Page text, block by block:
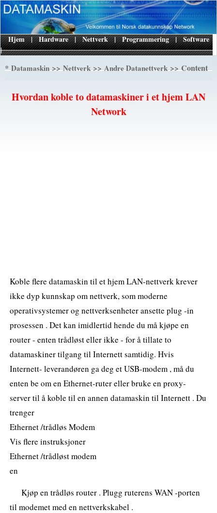
|
Hjem | Hardware | Nettverk | Programmering | Software
*Datamaskin>>Nettverk>>Andre Datanettverk>> Content
Hvordan koble to datamaskiner i et hjem LAN
Network
Koble flere datamaskin til et hjem LAN-nettverk krever
ikke dyp kunnskap om nettverk, som moderne
operativsystemer og nettverksenheter ansette plug -in
prosessen . Det kan imidlertid hende du må kjøpe en
router - enten trådløst eller ikke - for å tillate to
datamaskiner tilgang til Internett samtidig. Hvis
Internett- leverandøren ga deg et USB-modem , må du
enten be om en Ethernet-ruter eller bruke en proxy-
server til å koble til en annen datamaskin til Internett . Du
trenger
Ethernet /trådløs Modem
Vis flere instruksjoner
Ethernet /trådløst modem
en
Kjøp en trådløs router . Plugg ruterens WAN -porten
til modemet med en nettverkskabel .